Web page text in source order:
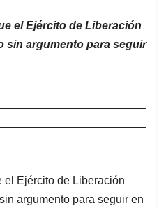
el Ejército de Liberación
sin argumento para seguir
el Ejército de Liberación
argumento para seguir en